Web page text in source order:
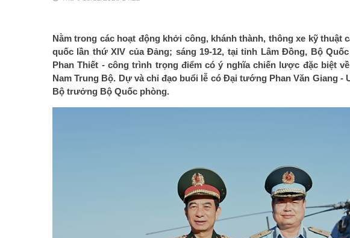
Nằm trong các hoạt động khởi công, khánh thành, thông xe kỹ
quốc lần thứ XIV của Đảng; sáng 19-12, tại tỉnh Lâm Đồng, Bộ
Phan Thiết - công trình trọng điểm có ý nghĩa chiến lược đặc biệt
Nam Trung Bộ. Dự và chỉ đạo buổi lễ có Đại tướng Phan Văn Giang
Bộ trưởng Bộ Quốc phòng.